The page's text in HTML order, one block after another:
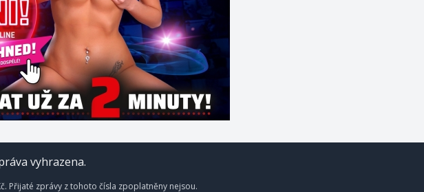
vyhrazena.
Přijaté zprávy z tohoto čísla zpoplatněny nejsou.